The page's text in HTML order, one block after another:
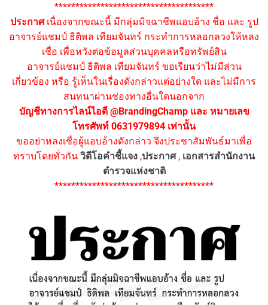
**************************************
ประกาศเนื่องจากขณะนี้ มีกลุ่มมิจฉาชีพแอบอ้าง ชื่อ และ รูป
อาจารย์แชมป์ ธิติพล เทียมจันทร์ กระทำการหลอกลวงให้หลง
เชื่อ เพื่อหวังต่อข้อมูลส่วนบุคคลหรือทรัพย์สิน
อาจารย์แชมป์ ธิติพล เทียมจันทร์ ขอเรียนว่าไม่มีส่วน
เกี่ยวข้อง หรือ รู้เห็นในเรื่องดังกล่าวแต่อย่างใด และไม่มีการ
สนทนาผ่านช่องทางอื่นใดนอกจาก
บัญชีทางการไลน์ไอดี @BrandingChamp และ หมายเลข
โทรศัพท์ 0631979894 เท่านั้น
ขออย่าหลงเชื่อผู้แอบอ้างดังกล่าว จึงประชาสัมพันธ์มาเพื่อ
ทราบโดยทั่วกัน วิดีโอคำชี้แจง ,ประกาศ, เอกสารสำนักงาน
ตำรวจแห่งชาติ
**************************************